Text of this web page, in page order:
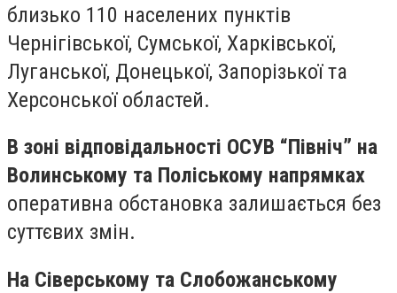
близько 110 населених пунктів
Чернігівської, Сумської, Харківської,
Луганської, Донецької, Запорізької та
Херсонської областей.
В зоні відповідальності ОСУВ “Північ” на
Волинському та Поліському напрямках
оперативна обстановка залишається без
суттєвих змін.
На Сіверському та Слобожанському